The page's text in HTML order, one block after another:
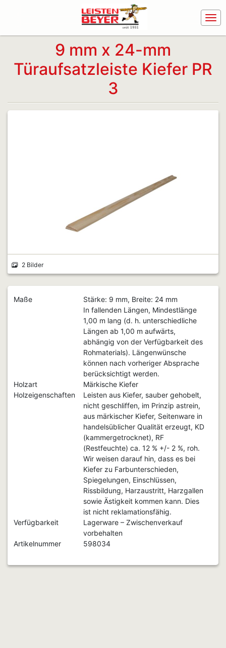
9 mm x 24-mm
Türaufsatzleiste Kiefer PR
3
2 Bilder
Maße
Stärke: 9 mm, Breite: 24 mm
In fallenden Längen, Mindestlänge
1,00 m lang (d. h. unterschiedliche
Längen ab 1,00 m aufwärts,
abhängig von der Verfügbarkeit des
Rohmaterials). Längenwünsche
können nach vorheriger Absprache
berücksichtigt werden.
Holzart
Märkische Kiefer
Holzeigenschaften
Leisten aus Kiefer, sauber gehobelt,
nicht geschliffen, im Prinzip astrein,
aus märkischer Kiefer, Seitenware in
handelsüblicher Qualität erzeugt, KD
(kammergetrocknet), RF
(Restfeuchte) ca. 12 % +/- 2 %, roh.
Wir weisen darauf hin, dass es bei
Kiefer zu Farbunterschieden,
Spiegelungen, Einschlüssen,
Rissbildung, Harzaustritt, Harzgallen
sowie Ästigkeit kommen kann. Dies
ist nicht reklamationsfähig.
Verfügbarkeit
Lagerware – Zwischenverkauf
vorbehalten
Artikelnummer
598034